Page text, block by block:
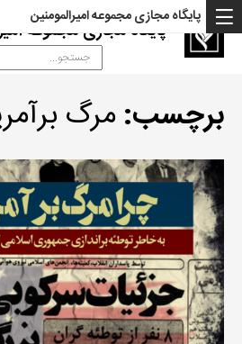
پایگاه مجازی مجموعه
پایگاه مجازی مجموعه امیرالمومنین
برچسب: مرگ